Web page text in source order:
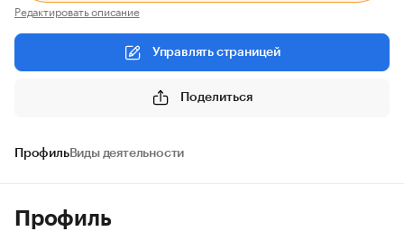
Редактировать описание
Управлять страницей
Поделиться
ПрофильВиды деятельности
Профиль